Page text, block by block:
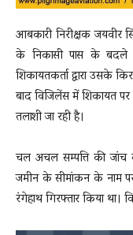
आबकारी निरीक्षक जयवीर
के निकासी पास के बदले
शिकायतकर्ता द्वारा
बाद विजिलेंस में शिकायत
तलाशी जा रही है।
चल अचल सम्पत्ति की
जमीन के सीमांकन के नाम
रंगेहाथ गिरफ्तार किया था।